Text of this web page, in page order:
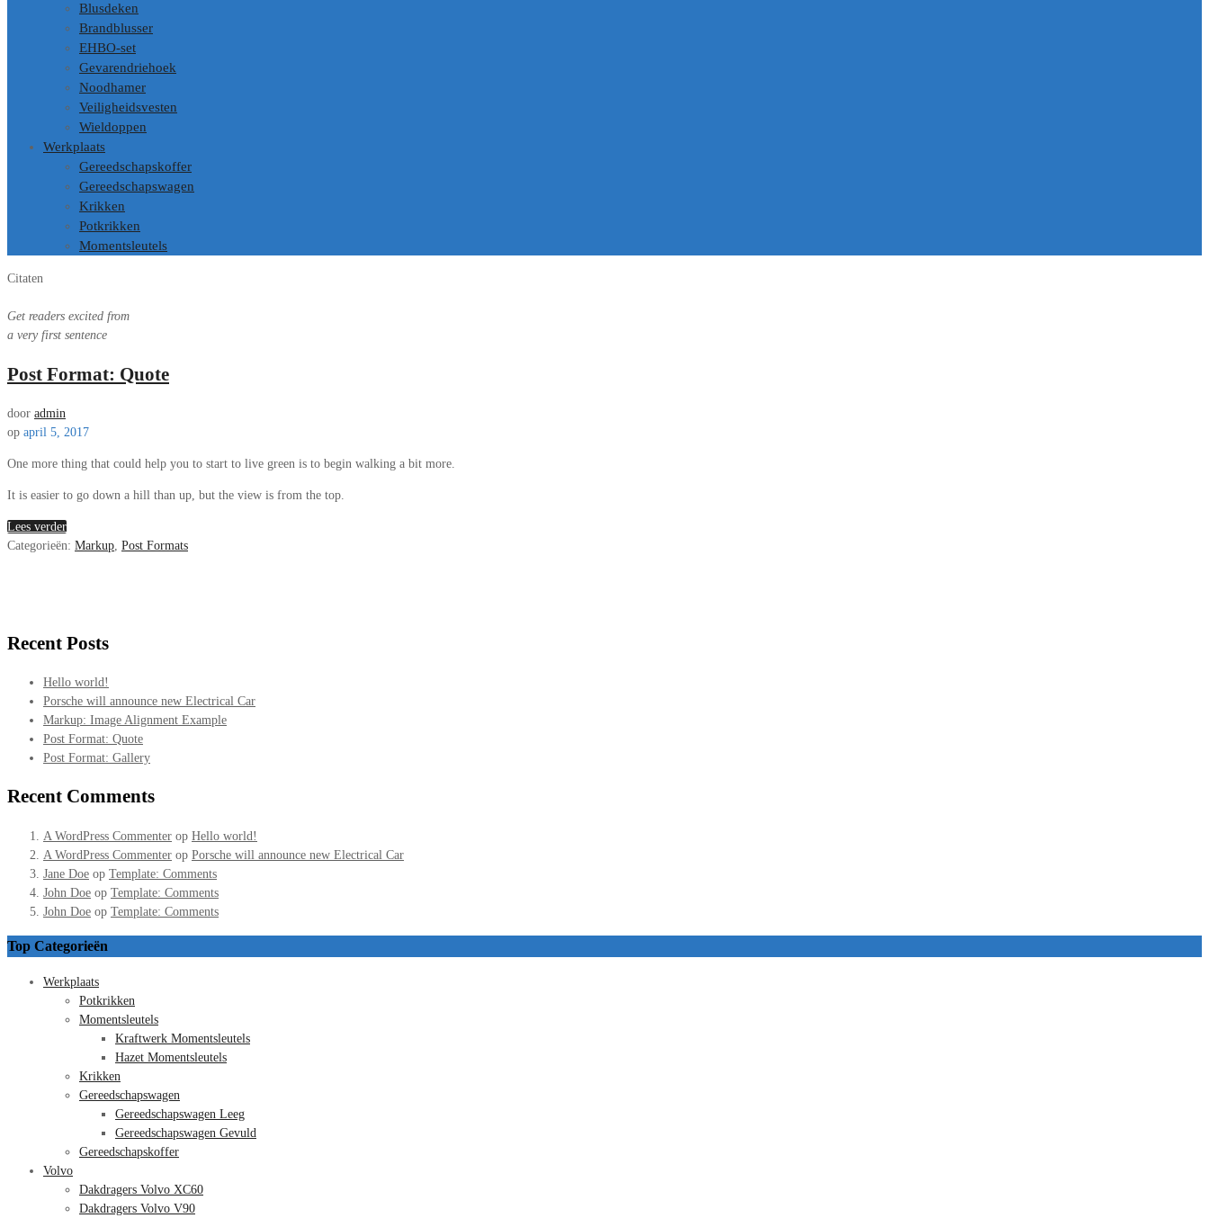
Blusdeken
Brandblusser
EHBO-set
Gevarendriehoek
Noodhamer
Veiligheidsvesten
Wieldoppen
Werkplaats
Gereedschapskoffer
Gereedschapswagen
Krikken
Potkrikken
Momentsleutels
Citaten
Get readers excited from
a very first sentence
Post Format: Quote
door admin
op april 5, 2017
One more thing that could help you to start to live green is to begin walking a bit more.
It is easier to go down a hill than up, but the view is from the top.
Lees verder
Categorieën: Markup, Post Formats
Recent Posts
Hello world!
Porsche will announce new Electrical Car
Markup: Image Alignment Example
Post Format: Quote
Post Format: Gallery
Recent Comments
A WordPress Commenter op Hello world!
A WordPress Commenter op Porsche will announce new Electrical Car
Jane Doe op Template: Comments
John Doe op Template: Comments
John Doe op Template: Comments
Top Categorieën
Werkplaats
Potkrikken
Momentsleutels
Kraftwerk Momentsleutels
Hazet Momentsleutels
Krikken
Gereedschapswagen
Gereedschapswagen Leeg
Gereedschapswagen Gevuld
Gereedschapskoffer
Volvo
Dakdragers Volvo XC60
Dakdragers Volvo V90